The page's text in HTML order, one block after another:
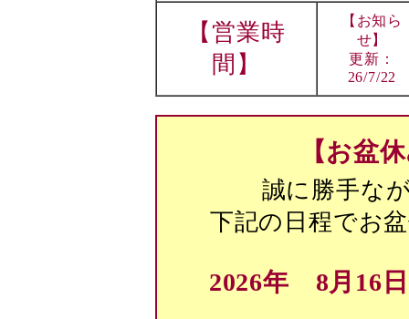
【営業時
間】
【お知ら
せ】
更新：
26/7/22
【お盆
誠に勝手な
下記の日程でお
2026年 8月16